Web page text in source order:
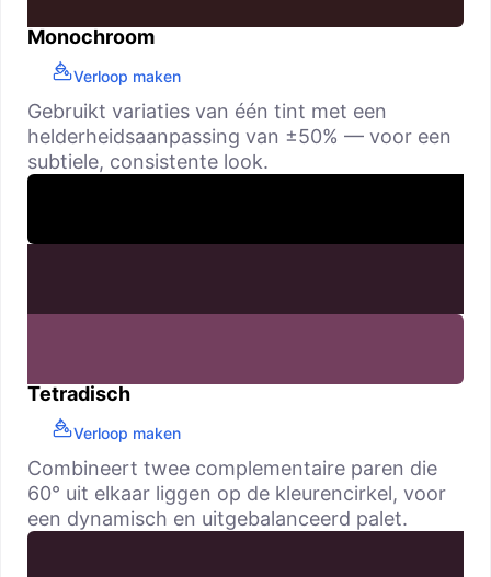
Monochroom
Verloop maken
Gebruikt variaties van één tint met een
helderheidsaanpassing van ±50% — voor een
subtiele, consistente look.
Tetradisch
Verloop maken
Combineert twee complementaire paren die
60° uit elkaar liggen op de kleurencirkel, voor
een dynamisch en uitgebalanceerd palet.